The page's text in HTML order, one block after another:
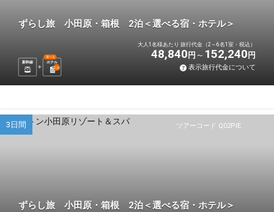
ずらし旅 小田原・箱根 2泊＜選べる宿・ホテル＞
新幹線 ホテル
選べる
2泊
大人1名様あたり 旅行代金（2～6名1室・税込）
48,840 円 152,240 円
表示旅行代金について
ツアーコード Q02PIE
3日間
ずらし旅 小田原・箱根 2泊＜選べる宿・ホテル＞